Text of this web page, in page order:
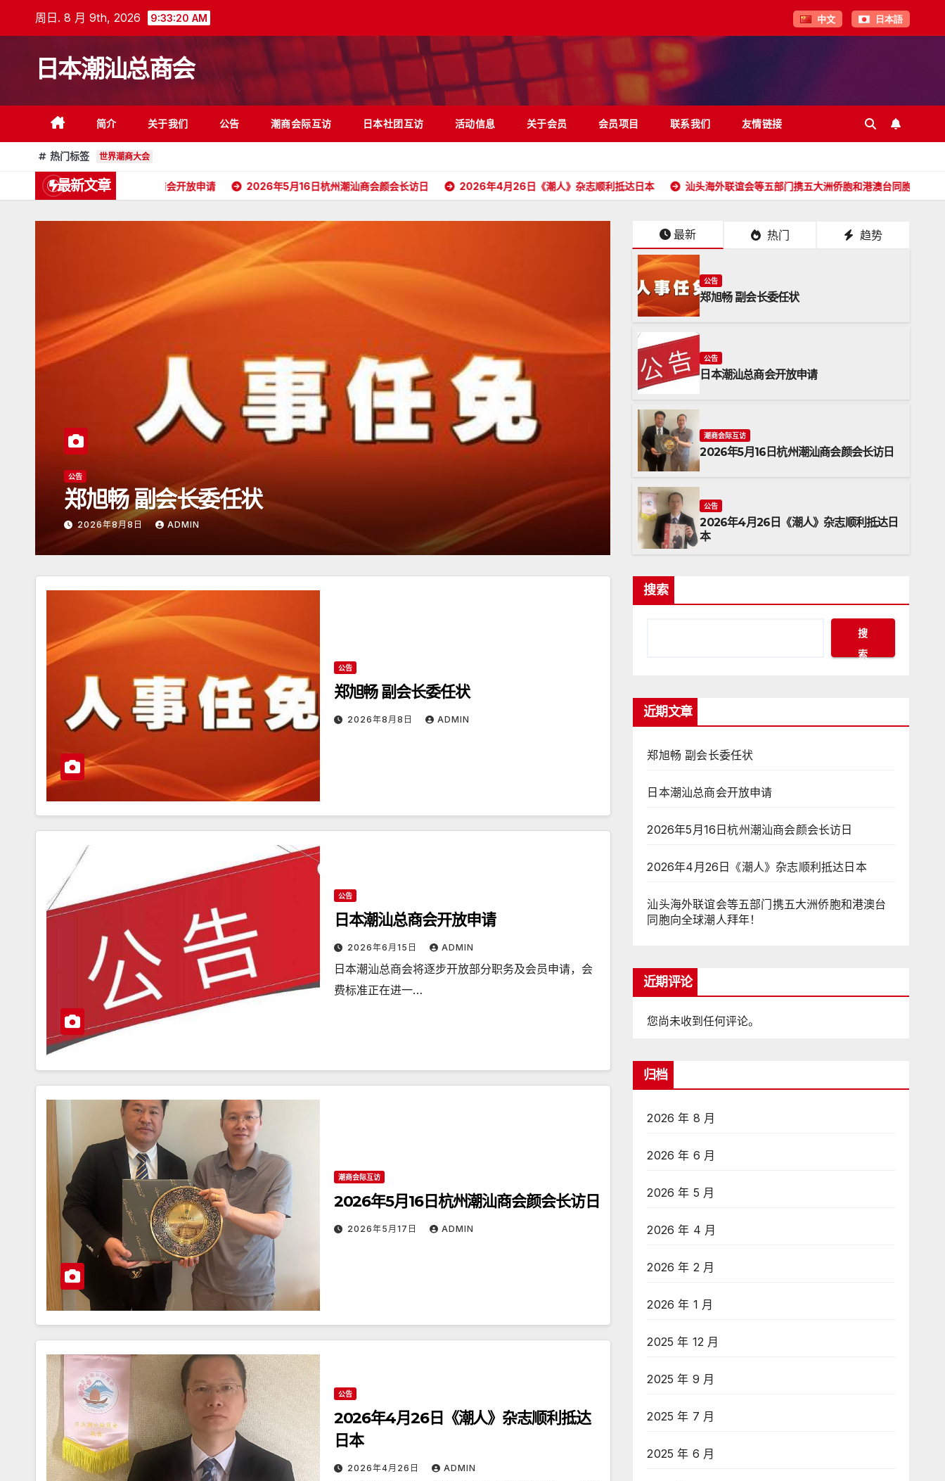
周日. 8 月 9th, 2026 9:33:22 AM 中文 日本語
日本潮汕总商会
简介 关于我们 公告 潮商会际互访 日本社团互访 活动信息 关于会员 会员项目 联系我们 友情链接
热门标签 世界潮商大会
最新文章
日本潮汕总商会开放申请 2026年5月16日杭州潮汕商会颜会长访日 2026年4月26日《潮人》杂志顺利抵达日本 汕头海外联谊会等五部门携五大洲侨胞和港澳台同胞向全球潮人拜年！
公告
日本潮汕总商会开放申请
2026年6月15日 ADMIN
2026年5月16日杭州潮汕商会颜
2026年5月17日 ADMIN
最新 热门 趋势
公告
郑旭畅 副会长委任状
公告
日本潮汕总商会开放申请
潮商会际互访
2026年5月16日杭州潮汕商会颜会长访日
公告
2026年4月26日《潮人》杂志顺利抵达日
本
公告
郑旭畅 副会长委任状
2026年8月8日 ADMIN
公告
日本潮汕总商会开放申请
2026年6月15日 ADMIN
日本潮汕总商会将逐步开放部分职务及会员申请，会
费标准正在进一…
潮商会际互访
2026年5月16日杭州潮汕商会颜会长访日
2026年5月17日 ADMIN
公告
2026年4月26日《潮人》杂志顺利抵达
日本
2026年4月26日 ADMIN
搜索
搜
索
近期文章
郑旭畅 副会长委任状
日本潮汕总商会开放申请
2026年5月16日杭州潮汕商会颜会长访日
2026年4月26日《潮人》杂志顺利抵达日本
汕头海外联谊会等五部门携五大洲侨胞和港澳台
同胞向全球潮人拜年！
近期评论
您尚未收到任何评论。
归档
2026 年 8 月
2026 年 6 月
2026 年 5 月
2026 年 4 月
2026 年 2 月
2026 年 1 月
2025 年 12 月
2025 年 9 月
2025 年 7 月
2025 年 6 月